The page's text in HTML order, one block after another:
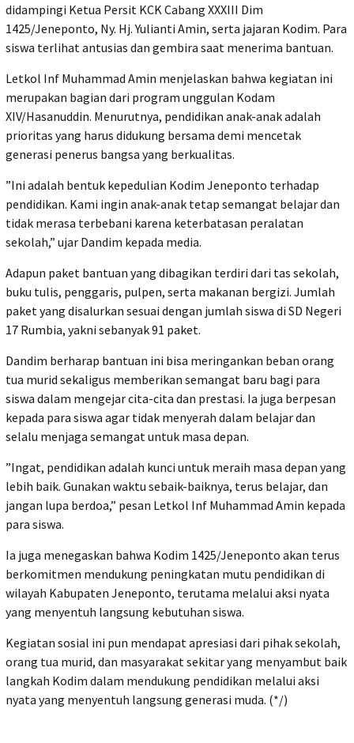
didampingi Ketua Persit KCK Cabang XXXIII Dim
1425/Jeneponto, Ny. Hj. Yulianti Amin, serta jajaran Kodim. Para
siswa terlihat antusias dan gembira saat menerima bantuan.
‎Letkol Inf Muhammad Amin menjelaskan bahwa kegiatan ini
merupakan bagian dari program unggulan Kodam
XIV/Hasanuddin. Menurutnya, pendidikan anak-anak adalah
prioritas yang harus didukung bersama demi mencetak
generasi penerus bangsa yang berkualitas.
‎”Ini adalah bentuk kepedulian Kodim Jeneponto terhadap
pendidikan. Kami ingin anak-anak tetap semangat belajar dan
tidak merasa terbebani karena keterbatasan peralatan
sekolah,” ujar Dandim kepada media.
‎Adapun paket bantuan yang dibagikan terdiri dari tas sekolah,
buku tulis, penggaris, pulpen, serta makanan bergizi. Jumlah
paket yang disalurkan sesuai dengan jumlah siswa di SD Negeri
17 Rumbia, yakni sebanyak 91 paket.
‎Dandim berharap bantuan ini bisa meringankan beban orang
tua murid sekaligus memberikan semangat baru bagi para
siswa dalam mengejar cita-cita dan prestasi. Ia juga berpesan
kepada para siswa agar tidak menyerah dalam belajar dan
selalu menjaga semangat untuk masa depan.
‎”Ingat, pendidikan adalah kunci untuk meraih masa depan yang
lebih baik. Gunakan waktu sebaik-baiknya, terus belajar, dan
jangan lupa berdoa,” pesan Letkol Inf Muhammad Amin kepada
para siswa.
‎Ia juga menegaskan bahwa Kodim 1425/Jeneponto akan terus
berkomitmen mendukung peningkatan mutu pendidikan di
wilayah Kabupaten Jeneponto, terutama melalui aksi nyata
yang menyentuh langsung kebutuhan siswa.
‎Kegiatan sosial ini pun mendapat apresiasi dari pihak sekolah,
orang tua murid, dan masyarakat sekitar yang menyambut baik
langkah Kodim dalam mendukung pendidikan melalui aksi
nyata yang menyentuh langsung generasi muda. (*/)